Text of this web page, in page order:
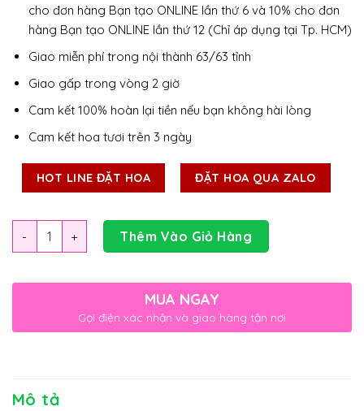
cho đơn hàng Bạn tạo ONLINE lần thứ 6 và 10% cho đơn
hàng Bạn tạo ONLINE lần thứ 12 (Chỉ áp dụng tại Tp. HCM)
Giao miễn phí trong nội thành 63/63 tỉnh
Giao gấp trong vòng 2 giờ
Cam kết 100% hoàn lại tiền nếu bạn không hài lòng
Cam kết hoa tươi trên 3 ngày
HOT LINE ĐẶT HOA ĐẶT HOA QUA ZALO
Số lượng Thêm Vào Giỏ Hàng
MUA NGAY
Gọi điện xác nhận và giao hàng tận nơi
Mô tả